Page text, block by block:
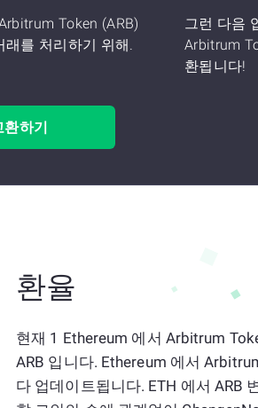
Token (ARB)
래를 처리하기 위해.
그런 다음
Arbitrum
환됩니다!
환하기
환율
현재 1 Ethereum 에서 Arbitrum
ARB 입니다. Ethereum 에서
다 업데이트됩니다. ETH 에서 ARB